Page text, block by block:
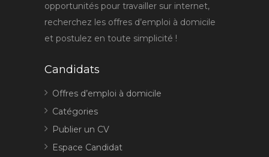
opportunités pour travailler sur internet,
recherchez les offres d’emploi à domicile
et postulez en toute simplicité !
Candidats
Offres d’emploi à domicile
Catégories
Publier un CV
Espace Candidat